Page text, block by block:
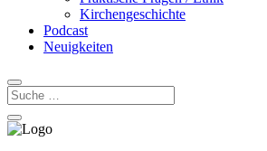
Kirchengeschichte
Podcast
Neuigkeiten